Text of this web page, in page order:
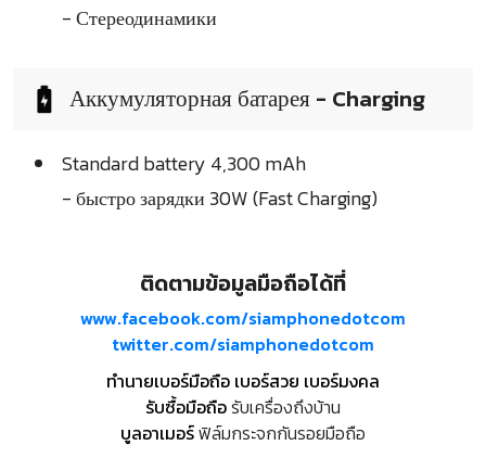
- Стереодинамики
Аккумуляторная батарея - Charging
Standard battery 4,300 mAh
- быстро зарядки 30W (Fast Charging)
ติดตามข้อมูลมือถือได้ที่
www.facebook.com/siamphonedotcom
twitter.com/siamphonedotcom
ทำนายเบอร์มือถือ เบอร์สวย เบอร์มงคล
รับซื้อมือถือรับเครื่องถึงบ้าน
บูลอาเมอร์ฟิล์มกระจกกันรอยมือถือ